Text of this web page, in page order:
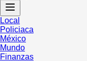
Local
Policiaca
México
Mundo
Finanzas